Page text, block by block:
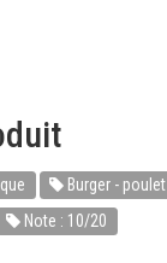
Burger - poulet
Note : 10/20